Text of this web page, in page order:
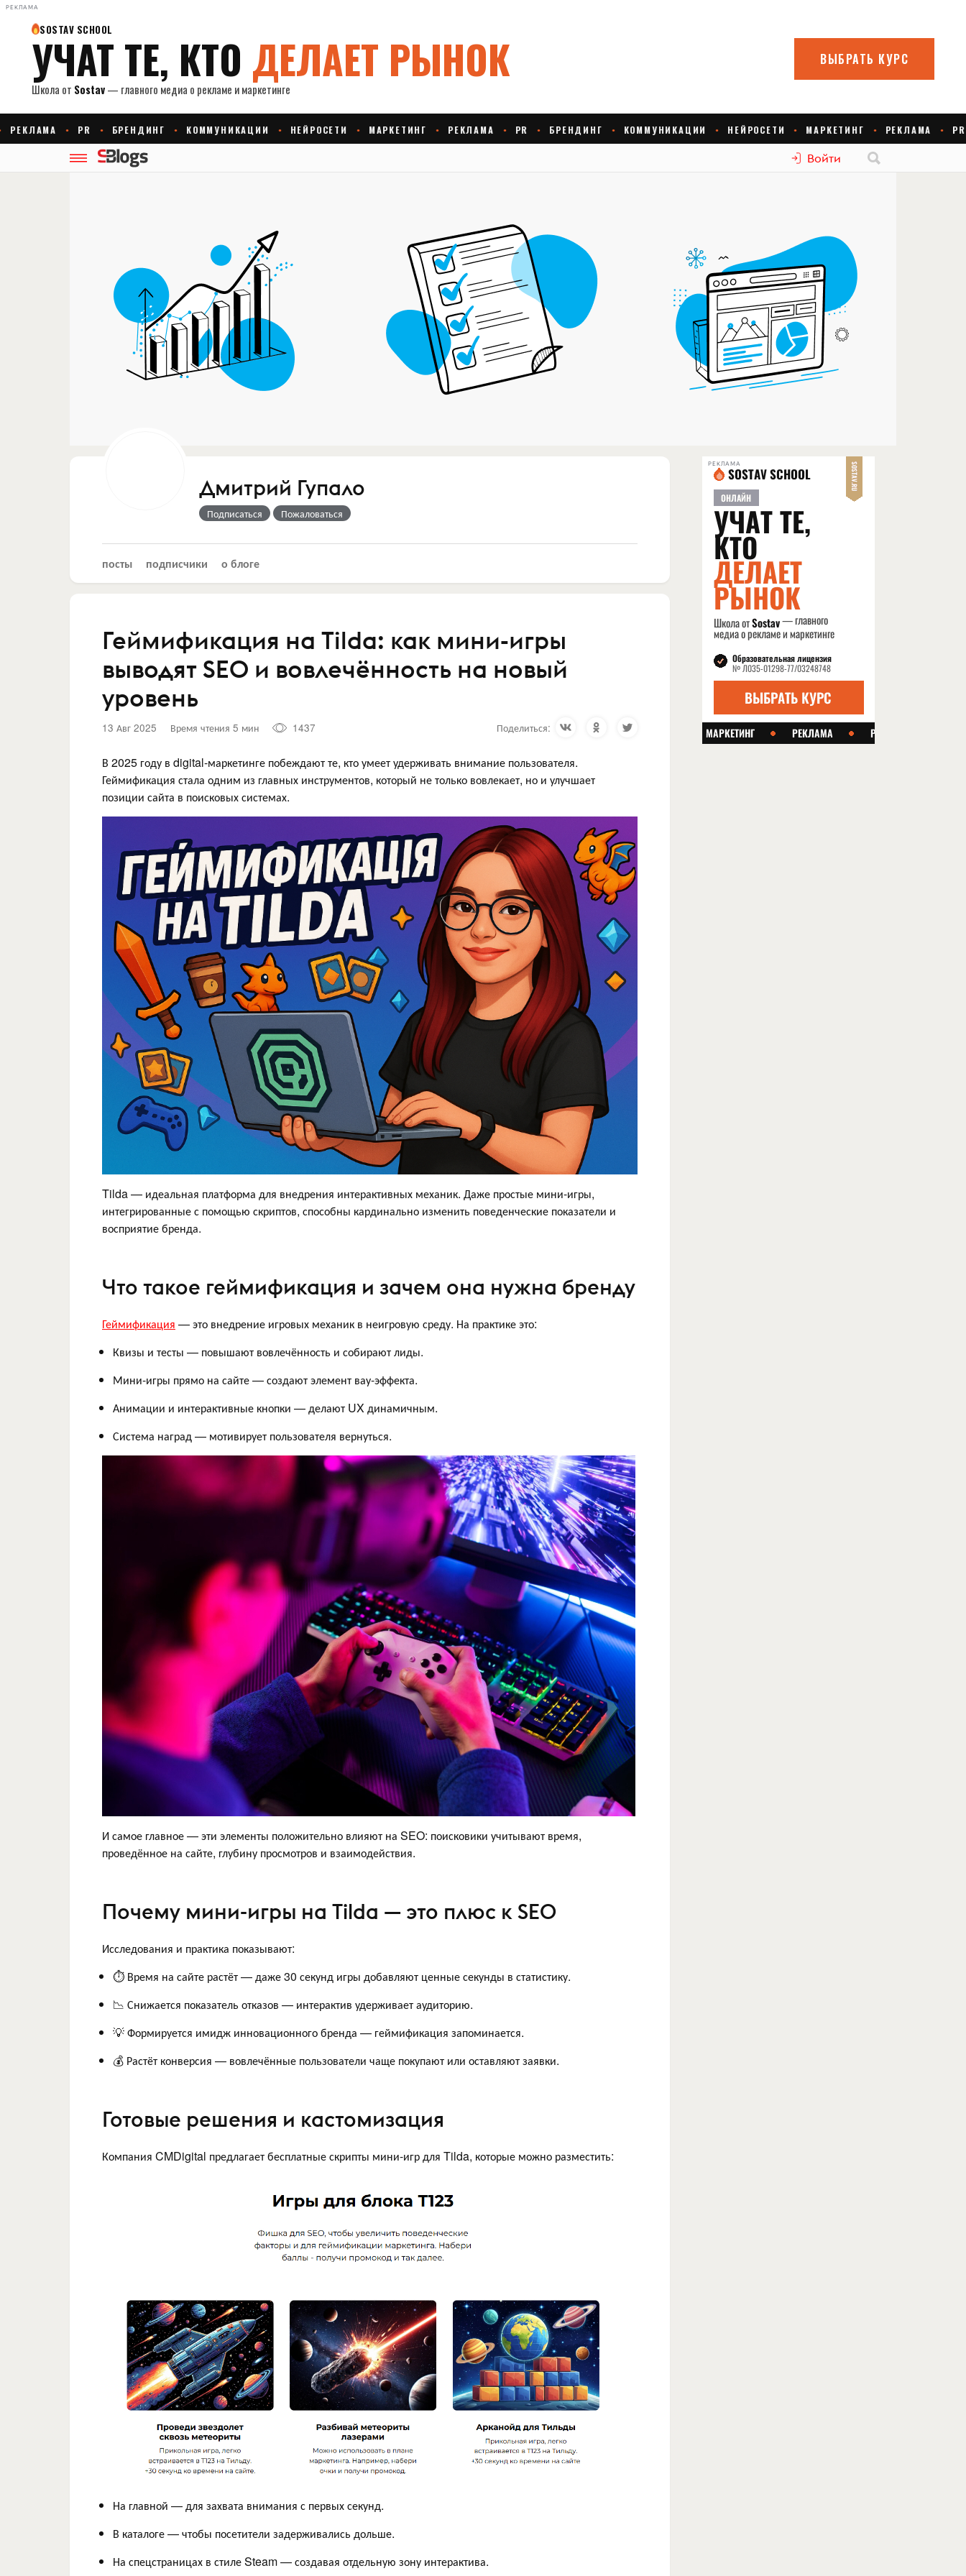
РЕКЛАМА
Войти
Дмитрий Гупало
Подписаться Пожаловаться
посты подписчики о блоге
Геймификация на Tilda: как мини-игры
выводят SEO и вовлечённость на новый
уровень
13 Авг 2025 Время чтения 5 мин 1437 Поделиться:
В 2025 году в digital-маркетинге побеждают те, кто умеет удерживать внимание пользователя.
Геймификация стала одним из главных инструментов, который не только вовлекает, но и улучшает
позиции сайта в поисковых системах.
Tilda — идеальная платформа для внедрения интерактивных механик. Даже простые мини-игры,
интегрированные с помощью скриптов, способны кардинально изменить поведенческие показатели и
восприятие бренда.
Что такое геймификация и зачем она нужна бренду
Геймификация — это внедрение игровых механик в неигровую среду. На практике это:
Квизы и тесты — повышают вовлечённость и собирают лиды.
Мини-игры прямо на сайте — создают элемент вау-эффекта.
Анимации и интерактивные кнопки — делают UX динамичным.
Система наград — мотивирует пользователя вернуться.
И самое главное — эти элементы положительно влияют на SEO: поисковики учитывают время,
проведённое на сайте, глубину просмотров и взаимодействия.
Почему мини-игры на Tilda — это плюс к SEO
Исследования и практика показывают:
⏱ Время на сайте растёт — даже 30 секунд игры добавляют ценные секунды в статистику.
📉 Снижается показатель отказов — интерактив удерживает аудиторию.
💡 Формируется имидж инновационного бренда — геймификация запоминается.
💰 Растёт конверсия — вовлечённые пользователи чаще покупают или оставляют заявки.
Готовые решения и кастомизация
Компания CMDigital предлагает бесплатные скрипты мини-игр для Tilda, которые можно разместить:
На главной — для захвата внимания с первых секунд.
В каталоге — чтобы посетители задерживались дольше.
На спецстраницах в стиле Steam — создавая отдельную зону интерактива.
РЕКЛАМА